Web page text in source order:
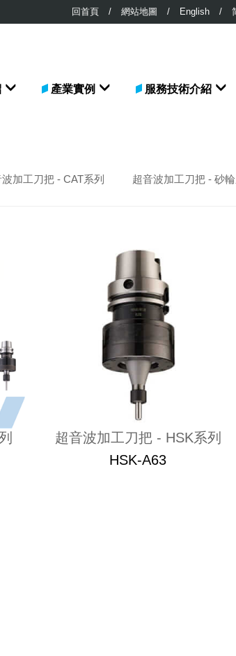
回首頁 / 網站地圖 / English /
產業實例 服務技術介紹
加工刀把 - CAT系列 超音波加工刀把 - 砂輪
超音波加工刀把 - HSK系列
HSK-A63